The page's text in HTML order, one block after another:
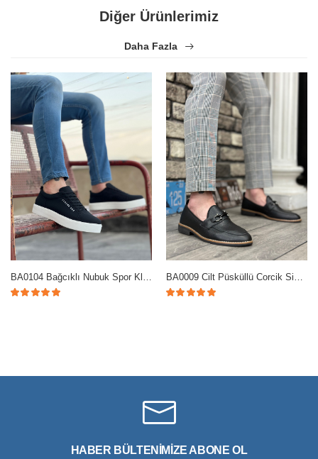
Diğer Ürünlerimiz
Daha Fazla
BA0104 Bağcıklı Nubuk Spor Klasik Siyah Erkek Ayakkabı BA0009 Cilt Püsküllü Corcik Siyah Çengel Tokalı Klasik Erkek Ayakkabısı
HABER BÜLTENİMİZE ABONE OL